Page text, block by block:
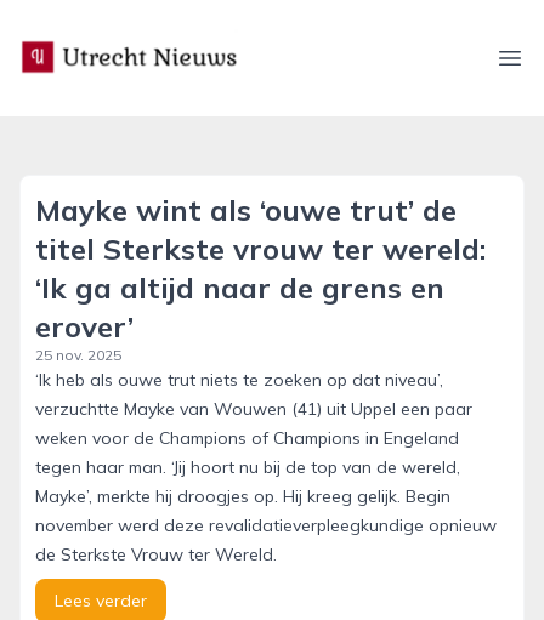
utrecht-nieuws.nl
Mayke wint als ‘ouwe trut’ de
titel Sterkste vrouw ter wereld:
‘Ik ga altijd naar de grens en
erover’
25 nov. 2025
‘Ik heb als ouwe trut niets te zoeken op dat niveau’,
verzuchtte Mayke van Wouwen (41) uit Uppel een paar
weken voor de Champions of Champions in Engeland
tegen haar man. ‘Jij hoort nu bij de top van de wereld,
Mayke’, merkte hij droogjes op. Hij kreeg gelijk. Begin
november werd deze revalidatieverpleegkundige opnieuw
de Sterkste Vrouw ter Wereld.
Lees verder